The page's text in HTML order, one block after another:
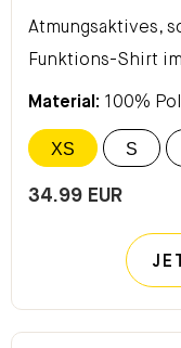
Atmungsaktives,
Funktions-Shirt
Material: 100%
XS S
34.99 EUR